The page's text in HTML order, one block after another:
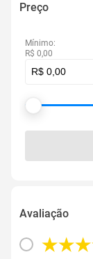
Preço
Mínimo:
R$ 0,00
Avaliação